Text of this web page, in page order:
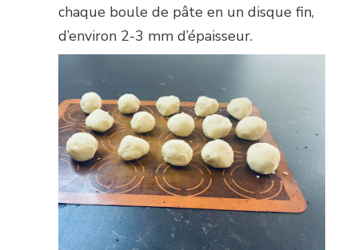
chaque boule de pâte en un disque fin,
d’environ 2-3 mm d’épaisseur.